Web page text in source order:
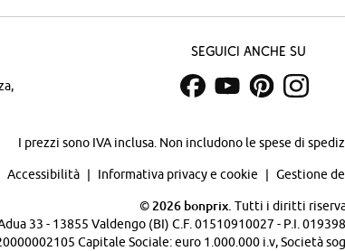
Seguici anche su
I prezzi sono IVA inclusa. Non includono le spese di
Accessibilità Informativa privacy e cookie Gestione
© 2026 bonprix. Tutti i diritti
33 - 13855 Valdengo (BI) C.F. 01510910027 - P.I.
Capitale Sociale: euro 1.000.000 i.v,